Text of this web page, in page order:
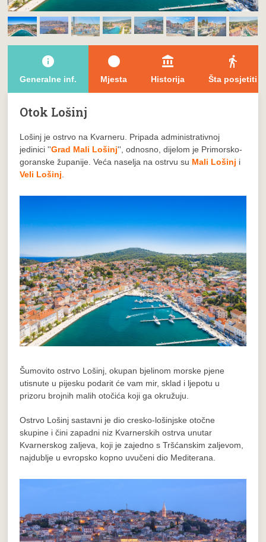
info
Generalne inf.
brightness_1
Mjesta
account_balance
Historija
directions_walk
Šta posjetiti
Otok Lošinj
Lošinj je ostrvo na Kvarneru. Pripada administrativnoj
jedinici ''Grad Mali Lošinj'', odnosno, dijelom je Primorsko-
goranske županije. Veća naselja na ostrvu su Mali Lošinj i
Veli Lošinj
Šumovito ostrvo Lošinj, okupan bjelinom morske pjene
utisnute u pijesku podarit će vam mir, sklad i ljepotu u
prizoru brojnih malih otočića koji ga okružuju.
Ostrvo Lošinj sastavni je dio cresko-lošinjske otočne
skupine i čini zapadni niz Kvarnerskih ostrva unutar
Kvarnerskog zaljeva, koji je zajedno s Tršćanskim zaljevom,
najdublje u evropsko kopno uvučeni dio Mediterana.